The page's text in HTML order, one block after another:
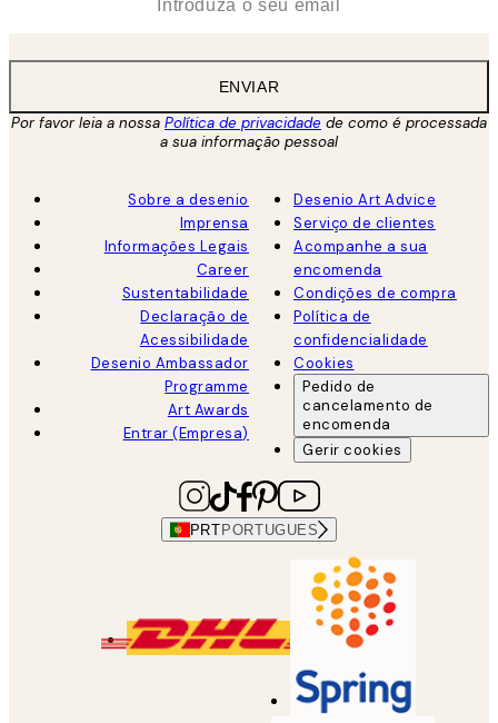
ENVIAR
Por favor leia a nossa Política de privacidade de como é processada
a sua informação pessoal
Sobre a desenio
Imprensa
Informações Legais
Career
Sustentabilidade
Declaração de
Acessibilidade
Desenio Ambassador
Programme
Art Awards
Entrar (Empresa)
Desenio Art Advice
Serviço de clientes
Acompanhe a sua
encomenda
Condições de compra
Política de
confidencialidade
Cookies
Pedido de
cancelamento de
encomenda
Gerir cookies
PRT PORTUGUES